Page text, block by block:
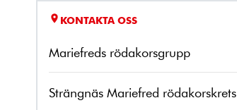
KONTAKTA OSS
Mariefreds rödakorsgrupp
Strängnäs Mariefred rödakorskrets